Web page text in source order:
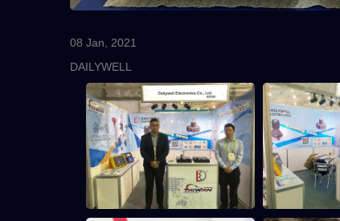
08 Jan, 2021
DAILYWELL